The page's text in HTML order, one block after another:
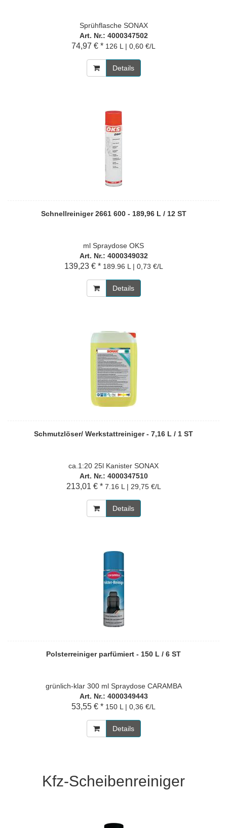
Sprühflasche SONAX
Art. Nr.: 4000347502
74,97 € * 126 L | 0,60 €/L
Details
Schnellreiniger 2661 600 - 189,96 L / 12 ST
ml Spraydose OKS
Art. Nr.: 4000349032
139,23 € * 189.96 L | 0,73 €/L
Details
Schmutzlöser/ Werkstattreiniger - 7,16 L / 1 ST
ca.1:20 25l Kanister SONAX
Art. Nr.: 4000347510
213,01 € * 7.16 L | 29,75 €/L
Details
Polsterreiniger parfümiert - 150 L / 6 ST
grünlich-klar 300 ml Spraydose CARAMBA
Art. Nr.: 4000349443
53,55 € * 150 L | 0,36 €/L
Details
Kfz-Scheibenreiniger